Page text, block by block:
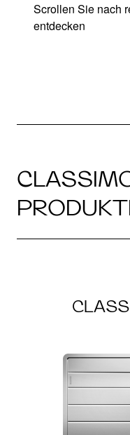
Scrollen Sie nach
entdecken